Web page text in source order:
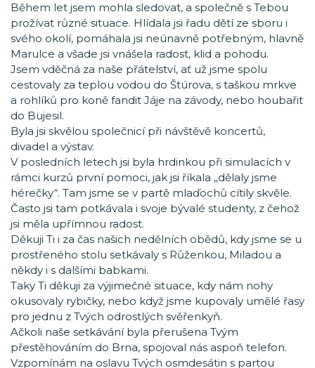
Během let jsem mohla sledovat, a společně s Tebou
prožívat různé situace. Hlídala jsi řadu dětí ze sboru i
svého okolí, pomáhala jsi neúnavně potřebným, hlavně
Marulce a všade jsi vnášela radost, klid a pohodu.
Jsem vděčná za naše přátelství, ať už jsme spolu
cestovaly za teplou vodou do Štúrova, s taškou mrkve
a rohlíků pro koně fandit Jáje na závody, nebo houbařit
do Bujesil.
Byla jsi skvělou společnicí při návštěvě koncertů,
divadel a výstav.
V posledních letech jsi byla hrdinkou při simulacích v
rámci kurzů první pomoci, jak jsi říkala „dělaly jsme
hérečky“. Tam jsme se v partě mlaďochů cítily skvěle.
Často jsi tam potkávala i svoje bývalé studenty, z čehož
jsi měla upřímnou radost.
Děkuji Ti i za čas našich nedělních obědů, kdy jsme se u
prostřeného stolu setkávaly s Růženkou, Miladou a
někdy i s dalšími babkami.
Taky Ti děkuji za výjimečné situace, kdy nám nohy
okusovaly rybičky, nebo když jsme kupovaly umělé řasy
pro jednu z Tvých odrostlých svěřenkyň.
Ačkoli naše setkávání byla přerušena Tvým
přestěhováním do Brna, spojoval nás aspoň telefon.
Vzpomínám na oslavu Tvých osmdesátin s partou